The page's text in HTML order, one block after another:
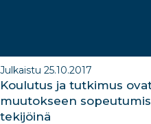
Julkaistu 25.10.2017
Koulutus ja tutkimus
muutokseen
tekijöinä